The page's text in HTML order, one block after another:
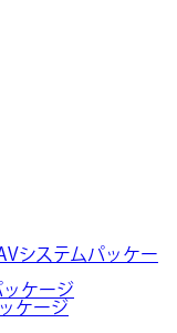
システムパッケー
ッケージ
ケージ